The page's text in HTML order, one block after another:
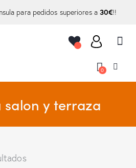
para pedidos superiores a 30€!!
0
y terraza